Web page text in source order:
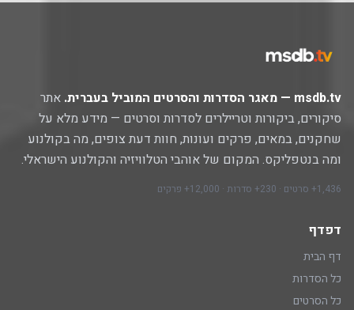
msdb.tv — מאגר הסדרות והסרטים המוביל בעברית.
אתר
סיקורים, ביקורות וטריילרים לסדרות וסרטים — מידע מלא על
שחקנים, במאים, פרקים ועונות, חוות דעת צופים, מה בקולנוע
ומה בנטפליקס. המקום של אוהבי הטלוויזיה והקולנוע הישראלי.
1,436+ סרטים · 230+ סדרות · 12,000+ פרקים
דפדף
דף הבית
כל הסדרות
כל הסרטים